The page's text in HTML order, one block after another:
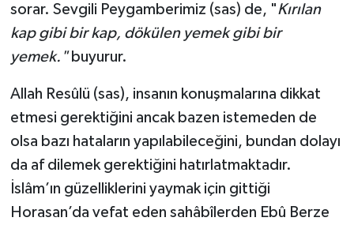
sorar. Sevgili Peygamberimiz (sas) de, "Kırılan
kap gibi bir kap, dökülen yemek gibi bir
yemek."buyurur.
Allah Resûlü (sas), insanın konuşmalarına dikkat
etmesi gerektiğini ancak bazen istemeden de
olsa bazı hataların yapılabileceğini, bundan dolayı
da af dilemek gerektiğini hatırlatmaktadır.
İslâm’ın güzelliklerini yaymak için gittiği
Horasan’da vefat eden sahâbîlerden Ebû Berze